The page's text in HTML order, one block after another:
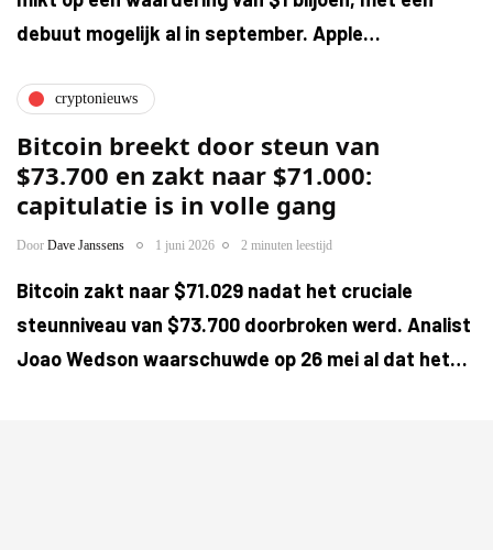
debuut mogelijk al in september. Apple…
cryptonieuws
Bitcoin breekt door steun van
$73.700 en zakt naar $71.000:
capitulatie is in volle gang
Door Dave Janssens 1 juni 2026 2 minuten leestijd
Bitcoin zakt naar $71.029 nadat het cruciale
steunniveau van $73.700 doorbroken werd. Analist
Joao Wedson waarschuwde op 26 mei al dat het…